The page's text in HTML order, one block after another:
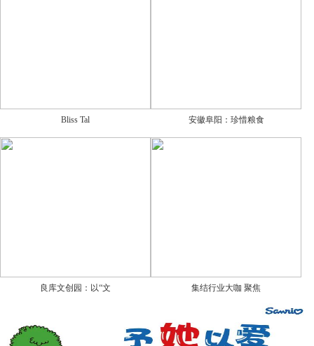
Bliss Tal 安徽阜阳：珍惜粮食
良库文创园：以“文 集结行业大咖 聚焦